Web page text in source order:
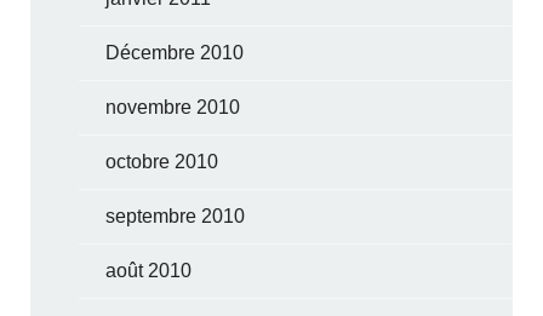
Décembre 2010
novembre 2010
octobre 2010
septembre 2010
août 2010